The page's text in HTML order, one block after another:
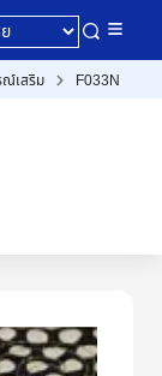
เสริม F033N